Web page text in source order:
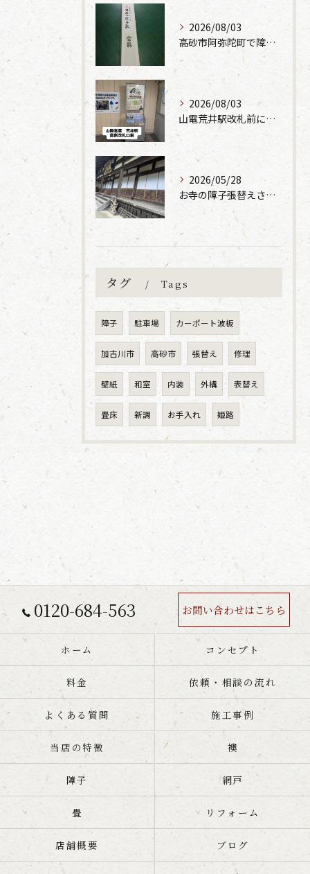
2026/08/03
高砂市阿弥陀町で障子と襖張り替えさせて頂きました。
2026/08/03
山電荒井駅改札前にポスター設置
2026/05/28
お寺の障子張替えさせて頂きました。
タグ Tags
障子 駐車場 カーポート波板
加古川市 高砂市 張替え 修理
壁紙 和室 内装 外構 表替え
畳床 新調 お手入れ 姫路
0120-684-563 お問い合わせはこちら
ホーム コンセプト
料金 依頼・相談の流れ
よくある質問 施工事例
当店の特徴 襖
障子 網戸
畳 リフォーム
店舗概要 ブログ